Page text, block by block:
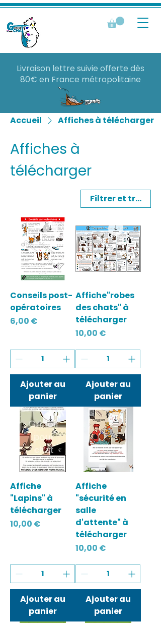
Livraison lettre suivie offerte dès
80€ en France métropolitaine
Accueil Affiches à télécharger
Affiches à
télécharger
Filtrer et trier
Conseils post-
opératoires
Prix
6,00 €
Ajouter au
panier
Affiche"robes
des chats" à
télécharger
Prix
10,00 €
Ajouter au
panier
Affiche
"Lapins" à
télécharger
Prix
10,00 €
Ajouter au
panier
Affiche
"sécurité en
salle
d'attente" à
télécharger
Prix
10,00 €
Ajouter au
panier